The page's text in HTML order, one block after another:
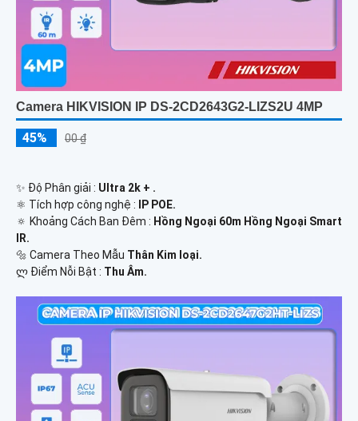
Camera HIKVISION IP DS-2CD2643G2-LIZS2U 4MP
45% 00 ₫
✨ Độ Phân giải : Ultra 2k + .
⚛️ Tích hợp công nghệ : IP POE.
🔅 Khoảng Cách Ban Đêm : Hồng Ngoại 60m Hồng Ngoại Smart
IR.
🔩 Camera Theo Mẫu Thân Kim loại.
️ლ Điểm Nỗi Bật : Thu Âm.